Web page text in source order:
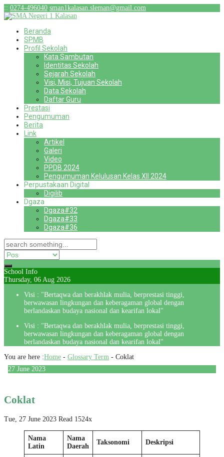
:: 0274-496040 sman1kalasan.sleman@gmail.com
Beranda
SPMB
Profil Sekolah
Kata Sambutan
Identitas Sekolah
Sejarah Sekolah
Visi, Misi, Tujuan Sekolah
Data Sekolah
Daftar Guru
Prestasi
Pengumuman
Berita
Link
Artikel
Galeri
Video
PPDB 2024
Pengumuman Kelulusan Kelas XII 2024
Perpustakaan Digital
Digilib
Dgaza
Dgaza#32
Dgaza#33
Dgaza#36
School Info
Thursday, 06 Aug 2026
Visi : "Bertaqwa dan berakhlak mulia, berprestasi tinggi,
berwawasan lingkungan dan keberagaman global dengan
berlandaskan budaya nasional dan kearifan lokal"
Visi : "Bertaqwa dan berakhlak mulia, berprestasi tinggi,
berwawasan lingkungan dan keberagaman global dengan
berlandaskan budaya nasional dan kearifan lokal"
You are here :Home - Glossary Term - Coklat
27 June 2023
Coklat
Tue, 27 June 2023 Read 1524x
Nama
Latin
Nama
Daerah
Taksonomi Deskripsi